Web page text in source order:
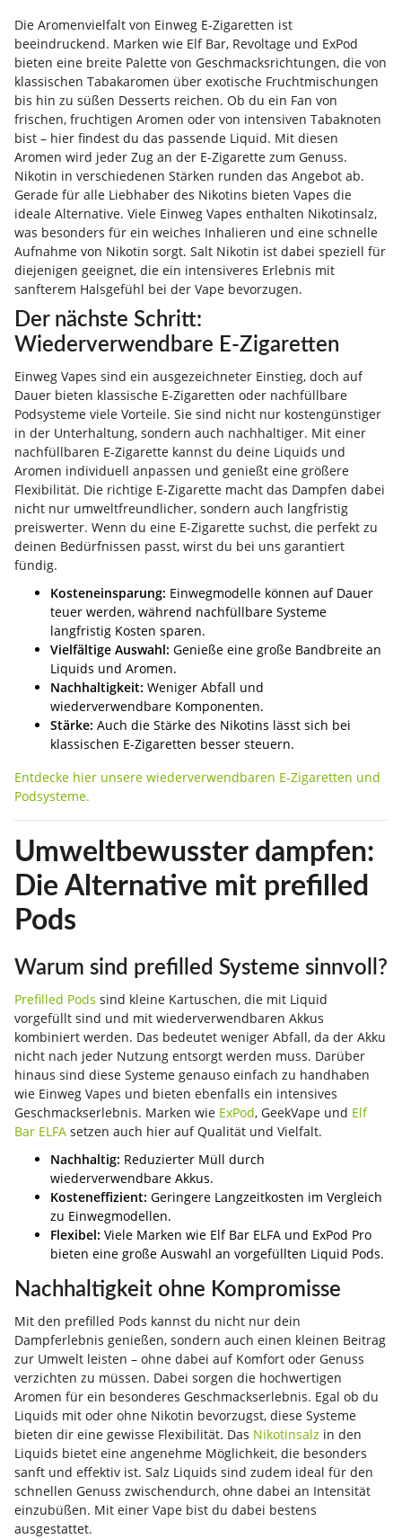
Die Aromenvielfalt von Einweg E-Zigaretten ist
beeindruckend. Marken wie Elf Bar, Revoltage und ExPod
bieten eine breite Palette von Geschmacksrichtungen, die von
klassischen Tabakaromen über exotische Fruchtmischungen
bis hin zu süßen Desserts reichen. Ob du ein Fan von
frischen, fruchtigen Aromen oder von intensiven Tabaknoten
bist – hier findest du das passende Liquid. Mit diesen
Aromen wird jeder Zug an der E-Zigarette zum Genuss.
Nikotin in verschiedenen Stärken runden das Angebot ab.
Gerade für alle Liebhaber des Nikotins bieten Vapes die
ideale Alternative. Viele Einweg Vapes enthalten Nikotinsalz,
was besonders für ein weiches Inhalieren und eine schnelle
Aufnahme von Nikotin sorgt. Salt Nikotin ist dabei speziell für
diejenigen geeignet, die ein intensiveres Erlebnis mit
sanfterem Halsgefühl bei der Vape bevorzugen.
Der nächste Schritt:
Wiederverwendbare E-Zigaretten
Einweg Vapes sind ein ausgezeichneter Einstieg, doch auf
Dauer bieten klassische E-Zigaretten oder nachfüllbare
Podsysteme viele Vorteile. Sie sind nicht nur kostengünstiger
in der Unterhaltung, sondern auch nachhaltiger. Mit einer
nachfüllbaren E-Zigarette kannst du deine Liquids und
Aromen individuell anpassen und genießt eine größere
Flexibilität. Die richtige E-Zigarette macht das Dampfen dabei
nicht nur umweltfreundlicher, sondern auch langfristig
preiswerter. Wenn du eine E-Zigarette suchst, die perfekt zu
deinen Bedürfnissen passt, wirst du bei uns garantiert
fündig.
Kosteneinsparung: Einwegmodelle können auf Dauer
teuer werden, während nachfüllbare Systeme
langfristig Kosten sparen.
Vielfältige Auswahl: Genieße eine große Bandbreite an
Liquids und Aromen.
Nachhaltigkeit: Weniger Abfall und
wiederverwendbare Komponenten.
Stärke: Auch die Stärke des Nikotins lässt sich bei
klassischen E-Zigaretten besser steuern.
Entdecke hier unsere wiederverwendbaren E-Zigaretten und
Podsysteme.
Umweltbewusster dampfen:
Die Alternative mit prefilled
Pods
Warum sind prefilled Systeme sinnvoll?
Prefilled Pods sind kleine Kartuschen, die mit Liquid
vorgefüllt sind und mit wiederverwendbaren Akkus
kombiniert werden. Das bedeutet weniger Abfall, da der Akku
nicht nach jeder Nutzung entsorgt werden muss. Darüber
hinaus sind diese Systeme genauso einfach zu handhaben
wie Einweg Vapes und bieten ebenfalls ein intensives
Geschmackserlebnis. Marken wie ExPod, GeekVape und Elf
Bar ELFA setzen auch hier auf Qualität und Vielfalt.
Nachhaltig: Reduzierter Müll durch
wiederverwendbare Akkus.
Kosteneffizient: Geringere Langzeitkosten im Vergleich
zu Einwegmodellen.
Flexibel: Viele Marken wie Elf Bar ELFA und ExPod Pro
bieten eine große Auswahl an vorgefüllten Liquid Pods.
Nachhaltigkeit ohne Kompromisse
Mit den prefilled Pods kannst du nicht nur dein
Dampferlebnis genießen, sondern auch einen kleinen Beitrag
zur Umwelt leisten – ohne dabei auf Komfort oder Genuss
verzichten zu müssen. Dabei sorgen die hochwertigen
Aromen für ein besonderes Geschmackserlebnis. Egal ob du
Liquids mit oder ohne Nikotin bevorzugst, diese Systeme
bieten dir eine gewisse Flexibilität. Das Nikotinsalz in den
Liquids bietet eine angenehme Möglichkeit, die besonders
sanft und effektiv ist. Salz Liquids sind zudem ideal für den
schnellen Genuss zwischendurch, ohne dabei an Intensität
einzubüßen. Mit einer Vape bist du dabei bestens
ausgestattet.